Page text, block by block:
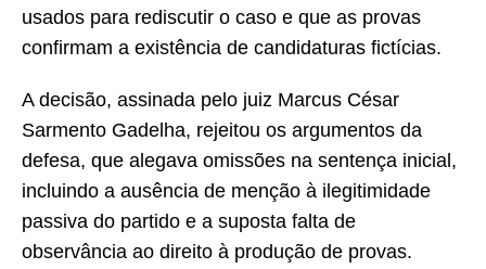
usados para rediscutir o caso e que as provas
confirmam a existência de candidaturas fictícias.
A decisão, assinada pelo juiz Marcus César
Sarmento Gadelha, rejeitou os argumentos da
defesa, que alegava omissões na sentença inicial,
incluindo a ausência de menção à ilegitimidade
passiva do partido e a suposta falta de
observância ao direito à produção de provas.